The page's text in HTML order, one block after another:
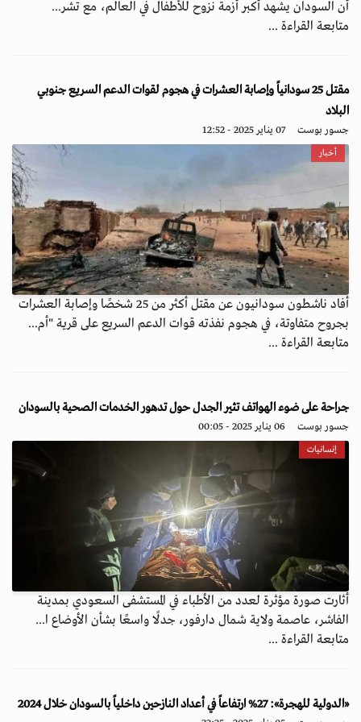
أن السودان يشهد أكبر أزمة نزوح للأطفال في العالم، مع تشر...
متابعة القراءة ...
مقتل 25 سودانياً وإصابة العشرات في هجوم لقوات الدعم السريع جنوبي
البلاد
جسور بوست 07 يناير 2025 - 12:52
أخبار
أفاد ناشطون سودانيون عن مقتل أكثر من 25 شخصًا وإصابة العشرات
بجروح متفاوتة، في هجوم نفذته قوات الدعم السريع على قرية "أم...
متابعة القراءة ...
جراحة على ضوء الهواتف تثير الجدل حول تدهور الخدمات الصحية بالسودان
جسور بوست 06 يناير 2025 - 00:05
إنسانيات
أثارت صورة مؤثرة لعدد من الأطباء في المستشفى السعودي بمدينة
الفاشر، عاصمة ولاية شمال دارفور، جدلًا واسعًا بشأن الأوضاع ا...
متابعة القراءة ...
«الدولية للهجرة»: 27% ارتفاعاً في أعداد النازحين داخلياً بالسودان خلال 2024